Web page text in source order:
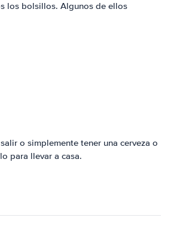
los bolsillos. Algunos de ellos
o simplemente tener una cerveza o
para llevar a casa.